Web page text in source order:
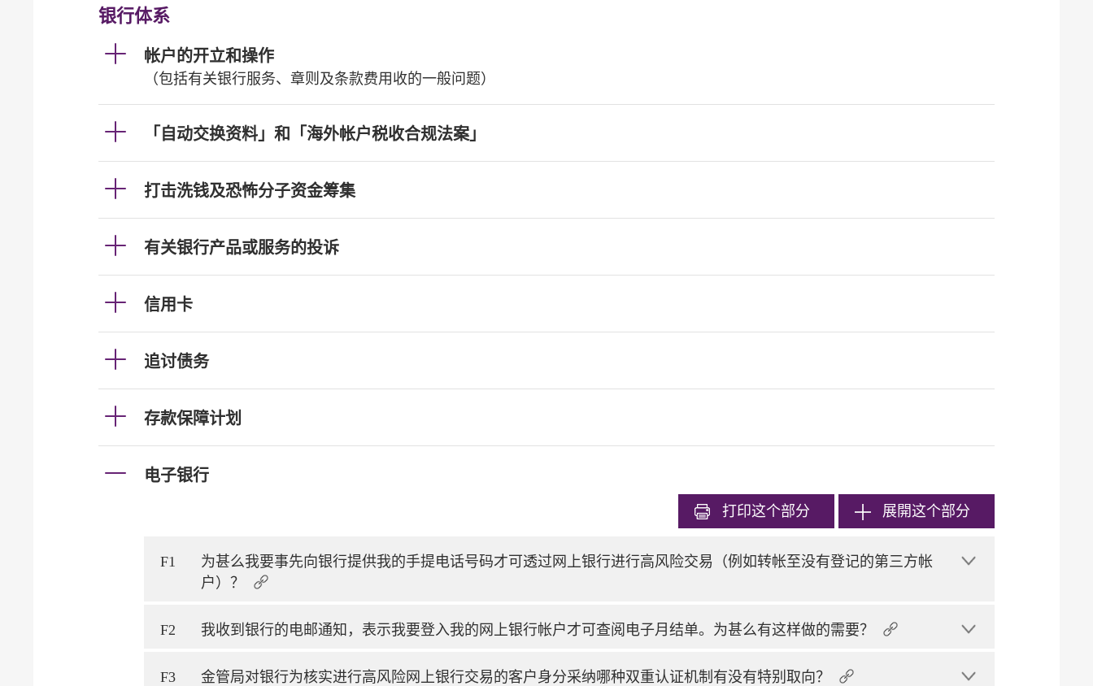
银行体系
帐户的开立和操作
（包括有关银行服务、章则及条款费用收的一般问题）
「自动交换资料」和「海外帐户税收合规法案」
打击洗钱及恐怖分子资金筹集
有关银行产品或服务的投诉
信用卡
追讨债务
存款保障计划
电子银行
打印这个部分 展開这个部分
F1
为甚么我要事先向银行提供我的手提电话号码才可透过网上银行进行高风险交易（例如转帐至没有登记的第三方帐
户）？
F2 我收到银行的电邮通知，表示我要登入我的网上银行帐户才可查阅电子月结单。为甚么有这样做的需要？
F3 金管局对银行为核实进行高风险网上银行交易的客户身分采纳哪种双重认证机制有没有特别取向？